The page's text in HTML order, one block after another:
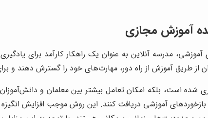
آموزش مجازی
مدرسه آنلاین به عنوان یک راهکار کارآمد برای
از طریق آموزش از راه دور، مهارت‌های خود را گسترش دهند و
شده است، بلکه امکان تعامل بیشتر بین معلمان و
و بازخوردهای آموزشی دریافت کنند. این روش موجب افزایش